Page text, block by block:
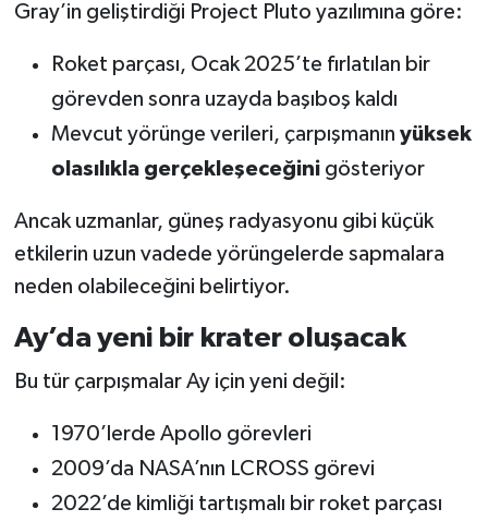
Gray’in geliştirdiği Project Pluto yazılımına göre:
Roket parçası, Ocak 2025’te fırlatılan bir
görevden sonra uzayda başıboş kaldı
Mevcut yörünge verileri, çarpışmanın yüksek
olasılıkla gerçekleşeceğinigösteriyor
Ancak uzmanlar, güneş radyasyonu gibi küçük
etkilerin uzun vadede yörüngelerde sapmalara
neden olabileceğini belirtiyor.
Ay’da yeni bir krater oluşacak
Bu tür çarpışmalar Ay için yeni değil:
1970’lerde Apollo görevleri
2009’da NASA’nın LCROSS görevi
2022’de kimliği tartışmalı bir roket parçası